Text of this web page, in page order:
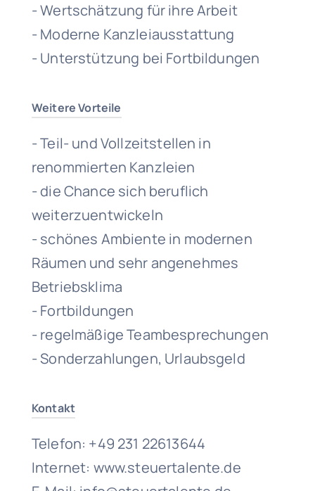
- Wertschätzung für ihre Arbeit
- Moderne Kanzleiausstattung
- Unterstützung bei Fortbildungen
Weitere Vorteile
- Teil- und Vollzeitstellen in
renommierten Kanzleien
- die Chance sich beruflich
weiterzuentwickeln
- schönes Ambiente in modernen
Räumen und sehr angenehmes
Betriebsklima
- Fortbildungen
- regelmäßige Teambesprechungen
- Sonderzahlungen, Urlaubsgeld
Kontakt
Telefon: +49 231 22613644
Internet: www.steuertalente.de